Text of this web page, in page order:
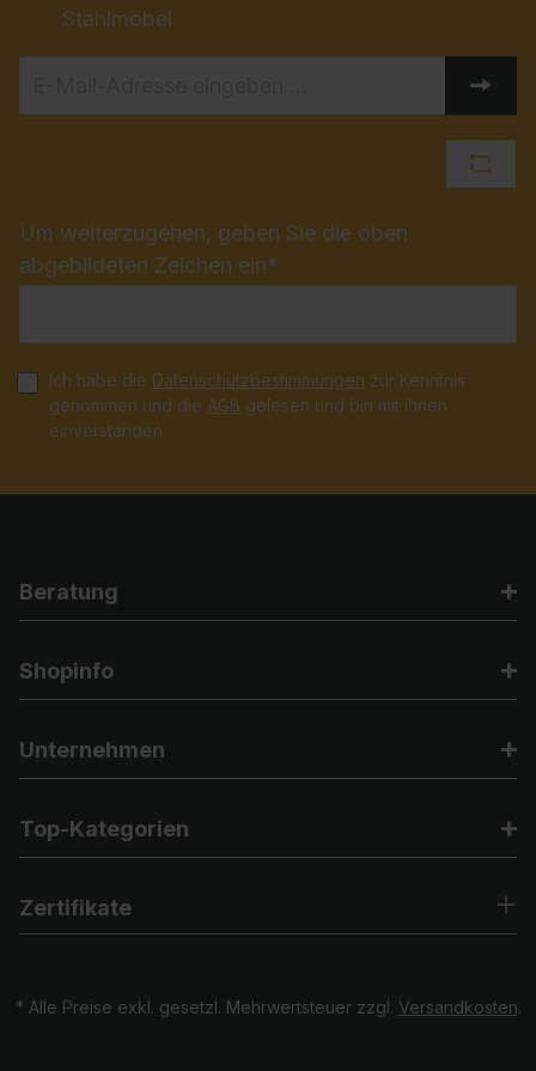
Stahlmöbel
Um weiterzugehen, geben Sie die oben
abgebildeten Zeichen ein*
Ich habe die Datenschutzbestimmungen zur Kenntnis
genommen und die AGB gelesen und bin mit ihnen
einverstanden.
Beratung
Shopinfo
Unternehmen
Top-Kategorien
Zertifikate
* Alle Preise exkl. gesetzl. Mehrwertsteuer zzgl. Versandkosten.